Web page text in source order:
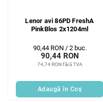
Lenor avi 86PD FreshA
PinkBlos 2x1204ml
74,74 RON fără TVA
90,44 RON
Evaluare
preţ:
90,44 RON / 2 buc.
Adaugă în Coş